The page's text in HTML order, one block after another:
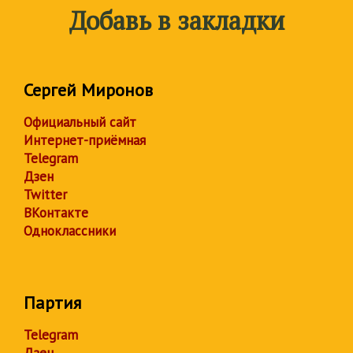
Добавь в закладки
Сергей Миронов
Официальный сайт
Интернет-приёмная
Telegram
Дзен
Twitter
ВКонтакте
Одноклассники
Партия
Telegram